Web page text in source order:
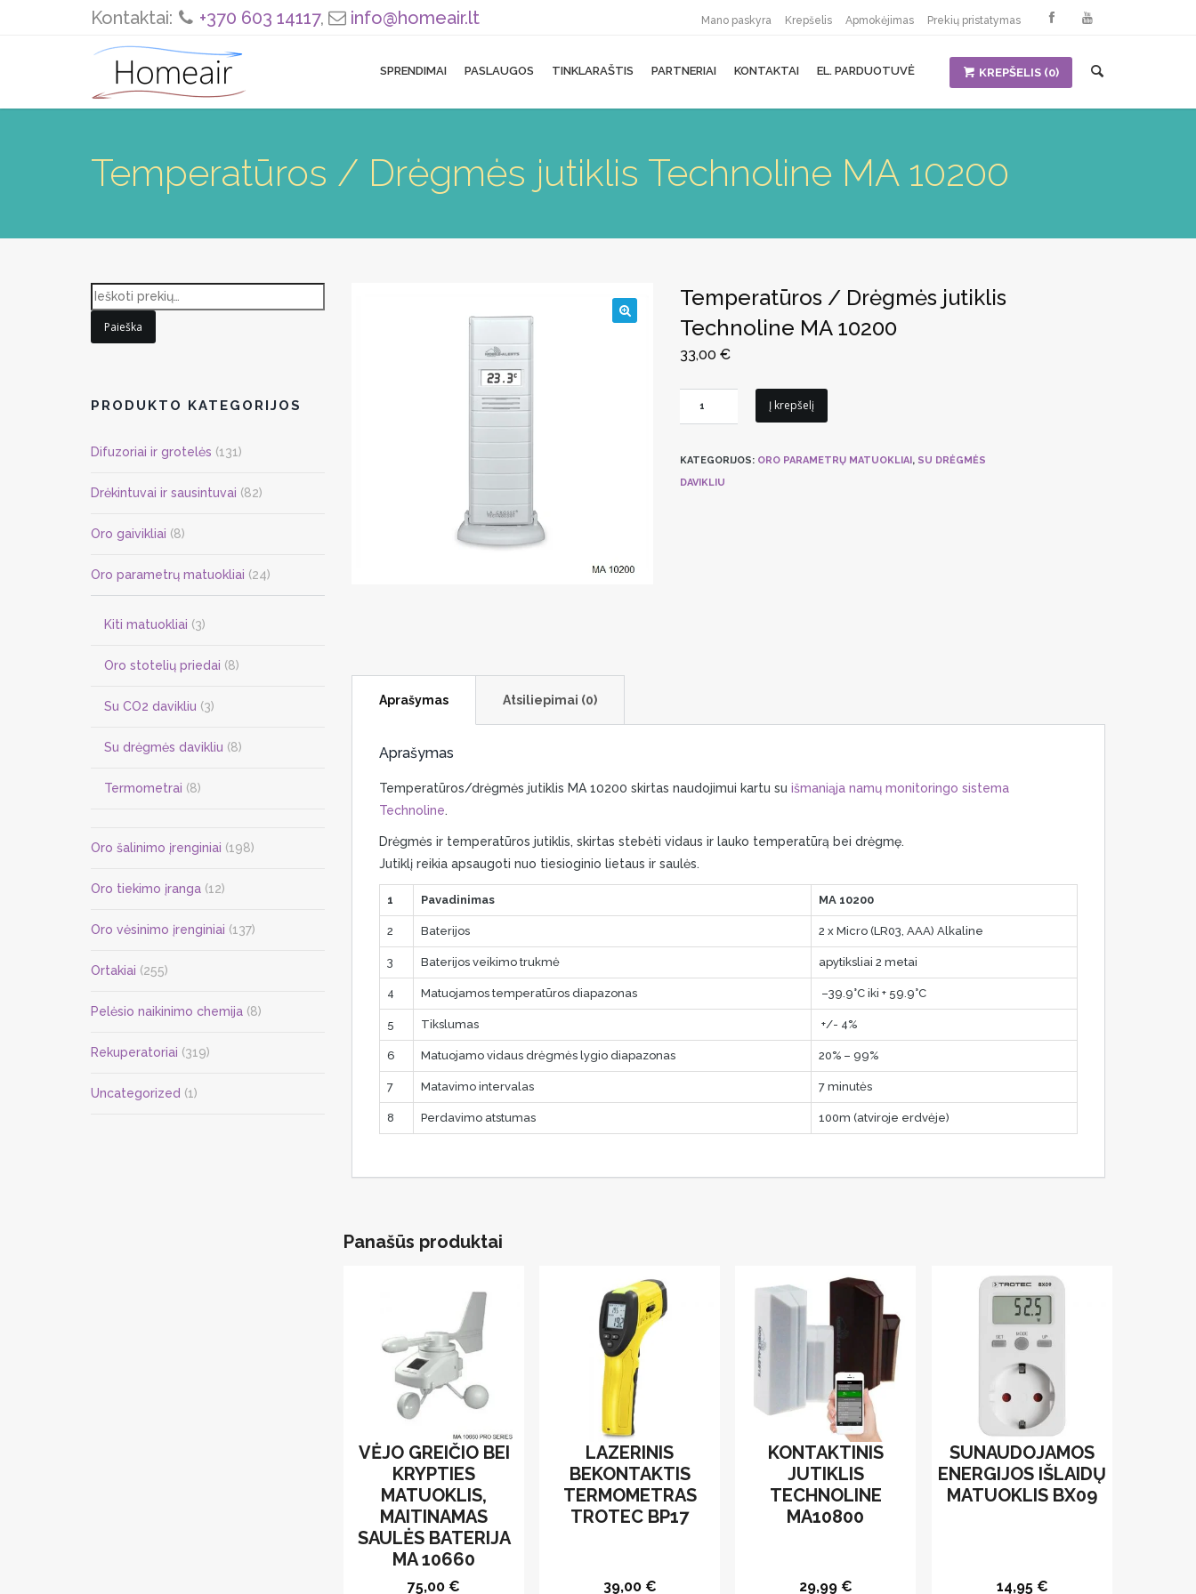
Kontaktai: +370 603 14117, info@homeair.lt Mano paskyra Krepšelis Apmokėjimas Prekių pristatymas
SPRENDIMAI PASLAUGOS TINKLARAŠTIS PARTNERIAI KONTAKTAI EL. PARDUOTUVĖ KREPŠELIS (0)
Temperatūros / Drėgmės jutiklis Technoline MA 10200
Temperatūros / Drėgmės jutiklis
Technoline MA 10200
33,00 €
kiekis:
/
Drėgmės
Į krepšelį
KATEGORIJOS: ORO PARAMETRŲ MATUOKLIAI, SU DRĖGMĖS
DAVIKLIU
Aprašymas Atsiliepimai (0)
Aprašymas
Temperatūros/drėgmės jutiklis MA 10200 skirtas naudojimui kartu su išmaniąja namų monitoringo sistema
Technoline.
Drėgmės ir temperatūros jutiklis, skirtas stebėti vidaus ir lauko temperatūrą bei drėgmę.
Jutiklį reikia apsaugoti nuo tiesioginio lietaus ir saulės.
1 Pavadinimas MA 10200
2 Baterijos 2 x Micro (LR03, AAA) Alkaline
3 Baterijos veikimo trukmė apytiksliai 2 metai
4 Matuojamos temperatūros diapazonas –39.9°C iki + 59.9°C
5 Tikslumas +/- 4%
6 Matuojamo vidaus drėgmės lygio diapazonas 20% – 99%
7 Matavimo intervalas 7 minutės
8 Perdavimo atstumas 100m (atviroje erdvėje)
Panašūs produktai
VĖJO GREIČIO BEI
KRYPTIES
MATUOKLIS,
MAITINAMAS
SAULĖS BATERIJA
MA 10660
75,00 €
LAZERINIS
BEKONTAKTIS
TERMOMETRAS
TROTEC BP17
39,00 €
KONTAKTINIS
JUTIKLIS
TECHNOLINE
MA10800
29,99 €
SUNAUDOJAMOS
ENERGIJOS IŠLAIDŲ
MATUOKLIS BX09
14,95 €
Paieška
PRODUKTO KATEGORIJOS
Difuzoriai ir grotelės (131)
Drėkintuvai ir sausintuvai (82)
Oro gaivikliai (8)
Oro parametrų matuokliai (24)
Kiti matuokliai (3)
Oro stotelių priedai (8)
Su CO2 davikliu (3)
Su drėgmės davikliu (8)
Termometrai (8)
Oro šalinimo įrenginiai (198)
Oro tiekimo įranga (12)
Oro vėsinimo įrenginiai (137)
Ortakiai (255)
Pelėsio naikinimo chemija (8)
Rekuperatoriai (319)
Uncategorized (1)